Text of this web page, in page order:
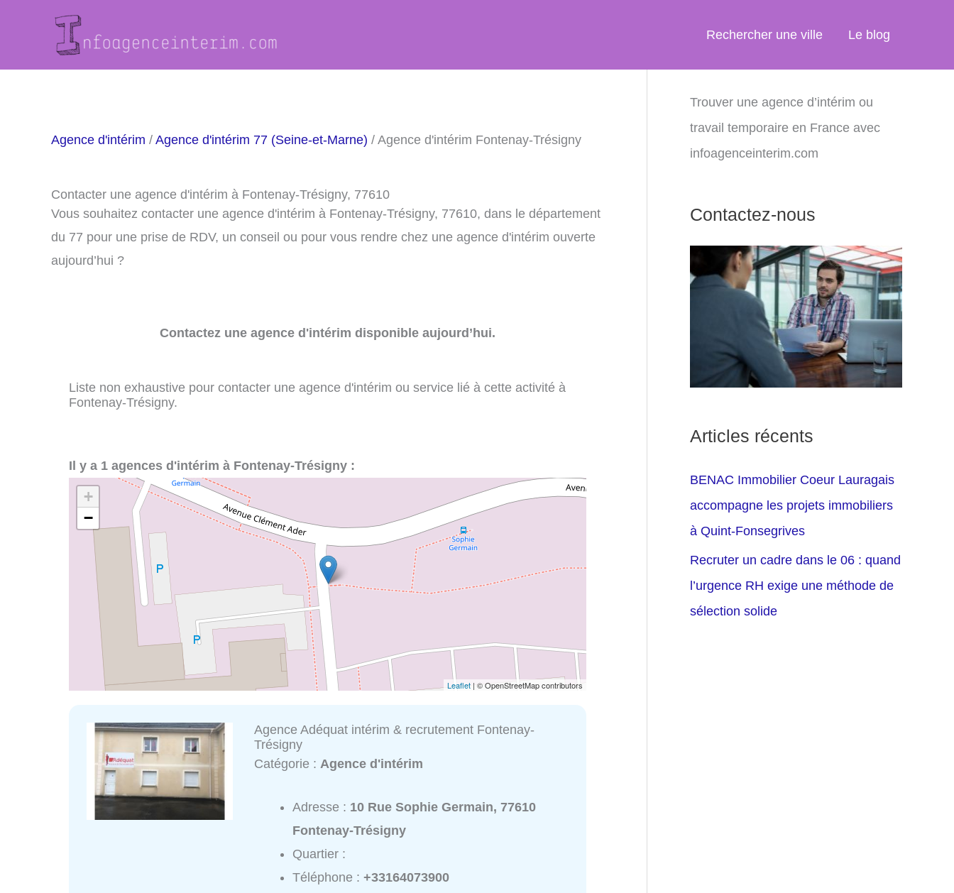
Rechercher une ville Le blog
Agence d'intérim / Agence d'intérim 77 (Seine-et-Marne) / Agence d'intérim Fontenay-Trésigny
Contacter une agence d'intérim à Fontenay-Trésigny, 77610
Vous souhaitez contacter une agence d'intérim à Fontenay-Trésigny, 77610, dans le département
du 77 pour une prise de RDV, un conseil ou pour vous rendre chez une agence d'intérim ouverte
aujourd’hui ?
Contactez une agence d'intérim disponible aujourd’hui.
Liste non exhaustive pour contacter une agence d'intérim ou service lié à cette activité à
Fontenay-Trésigny.
Il y a 1 agences d'intérim à Fontenay-Trésigny :
+
−
Leaflet | © OpenStreetMap contributors
Agence Adéquat intérim & recrutement Fontenay-
Trésigny
Catégorie : Agence d'intérim
Adresse : 10 Rue Sophie Germain, 77610
Fontenay-Trésigny
Quartier :
Téléphone :+33164073900
Trouver une agence d’intérim ou
travail temporaire en France avec
infoagenceinterim.com
Contactez-nous
Articles récents
BENAC Immobilier Coeur Lauragais
accompagne les projets immobiliers
à Quint-Fonsegrives
Recruter un cadre dans le 06 : quand
l’urgence RH exige une méthode de
sélection solide